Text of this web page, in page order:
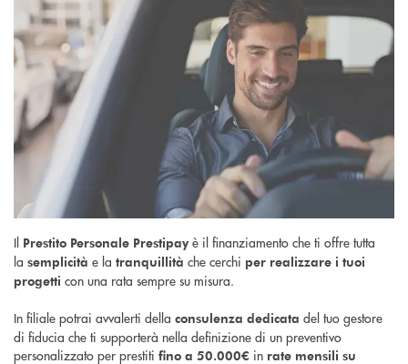
Il Prestito Personale Prestipay è il finanziamento che ti offre tutta
la semplicità e la tranquillità che cerchi per realizzare i tuoi
progetti con una rata sempre su misura.
In filiale potrai avvalerti della consulenza dedicata del tuo gestore
di fiducia che ti supporterà nella definizione di un preventivo
personalizzato per prestiti fino a 50.000€ in rate mensili su